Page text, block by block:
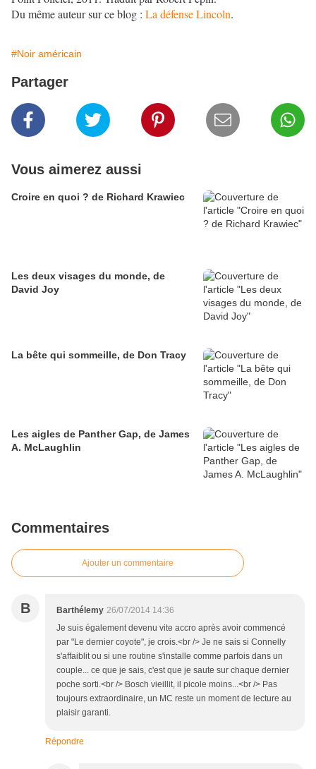
Du même auteur sur ce blog : La défense Lincoln.
#Noir américain
Partager
Vous aimerez aussi
Croire en quoi ? de Richard Krawiec
Les deux visages du monde, de
David Joy
La bête qui sommeille, de Don Tracy
Les aigles de Panther Gap, de James
A. McLaughlin
Commentaires
Ajouter un commentaire
B Barthélemy 26/07/2014 14:36
Je suis également devenu vite accro après avoir commencé
par "Le dernier coyote", je crois.<br /> Je ne sais si Connelly
s'affaiblit ou si une routine s'installe comme parfois dans un
couple... ce que je sais, c'est que je saute sur chaque dernier
poche sorti.<br /> Bosch vieillit, il picole moins...<br /> Pas
toujours extraordinaire, un MC reste un moment de lecture au
plaisir garanti.
Répondre